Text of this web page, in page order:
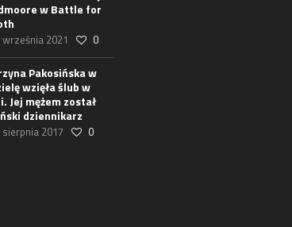
w Battle for
września 2021 0
Pakosińska w
wzięła ślub w
Jej mężem został
dziennikarz
sierpnia 2017 0